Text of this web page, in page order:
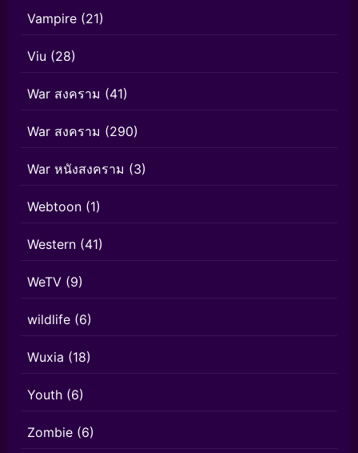
Vampire (21)
Viu (28)
War สงคราม (41)
War สงคราม (290)
War หนังสงคราม (3)
Webtoon (1)
Western (41)
WeTV (9)
wildlife (6)
Wuxia (18)
Youth (6)
Zombie (6)